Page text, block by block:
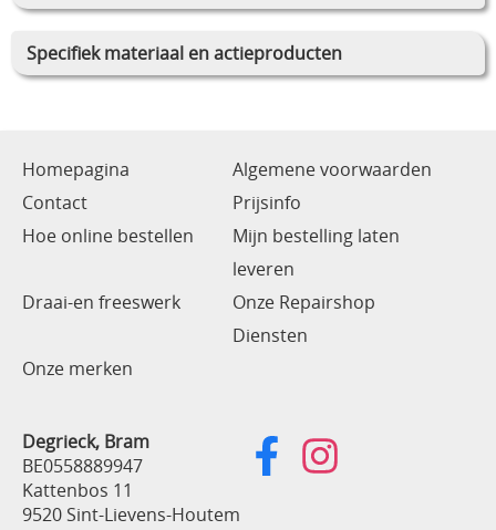
Specifiek materiaal en actieproducten
Homepagina
Algemene voorwaarden
Contact
Prijsinfo
Hoe online bestellen
Mijn bestelling laten
leveren
Draai-en freeswerk
Onze Repairshop
Diensten
Onze merken
Degrieck, Bram
BE0558889947
Kattenbos 11
9520 Sint-Lievens-Houtem